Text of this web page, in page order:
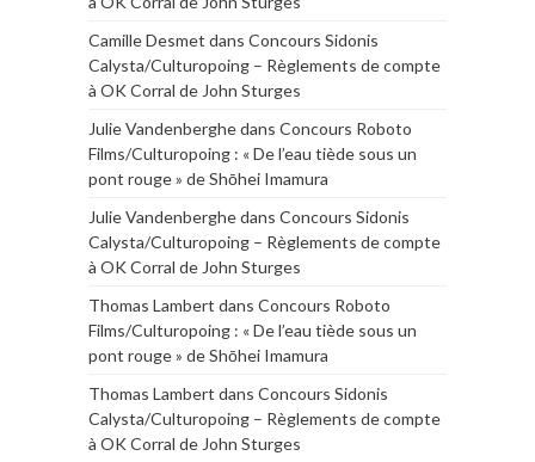
Camille Desmet dans Concours Sidonis
Calysta/Culturopoing – Règlements de compte
à OK Corral de John Sturges
Julie Vandenberghedans Concours Roboto
Films/Culturopoing : « De l’eau tiède sous un
pont rouge » de Shōhei Imamura
Julie Vandenberghedans Concours Sidonis
Calysta/Culturopoing – Règlements de compte
à OK Corral de John Sturges
Thomas Lambert dans Concours Roboto
Films/Culturopoing : « De l’eau tiède sous un
pont rouge » de Shōhei Imamura
Thomas Lambert dans Concours Sidonis
Calysta/Culturopoing – Règlements de compte
à OK Corral de John Sturges